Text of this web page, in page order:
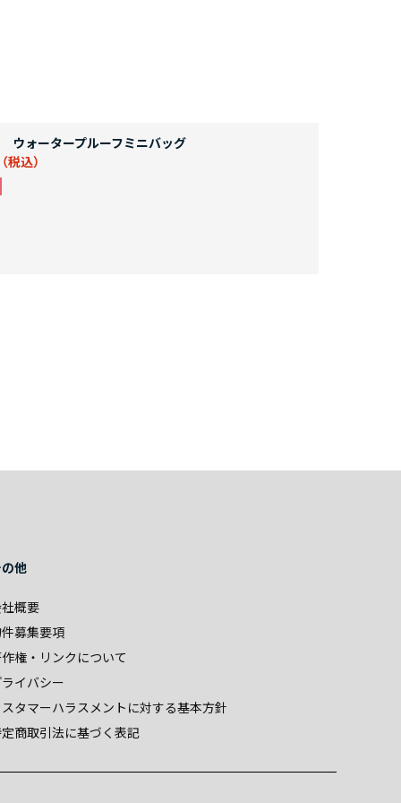
ウォータープルーフミニバッグ
他
概要
募集要項
権・リンクについて
イバシー
タマーハラスメントに対する基本方針
商取引法に基づく表記